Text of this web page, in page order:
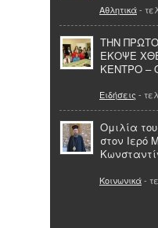
Αθλητικά-
ΤΗΝ
ΕΚΟΨΕ
ΚΕΝΤΡΟ –
Ειδήσεις -
Ομιλία
στον Ιερό
Κοινωνικά-